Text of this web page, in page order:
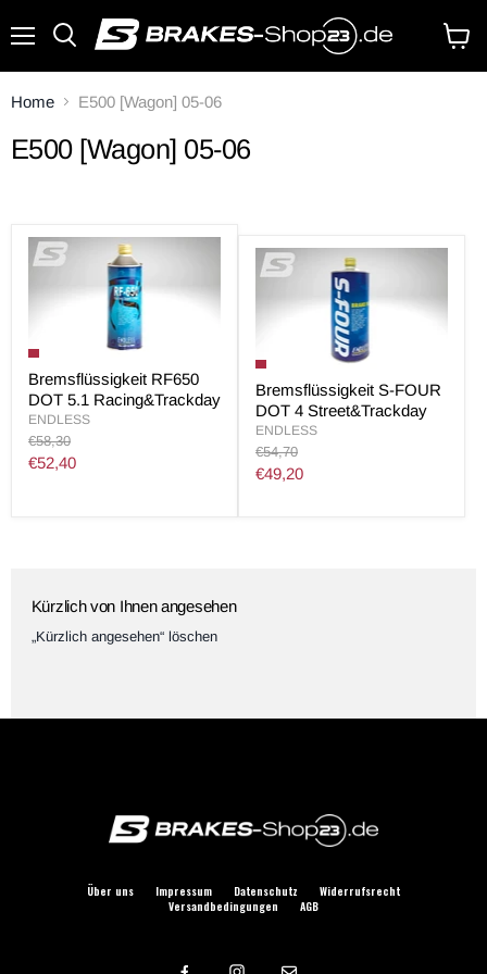
Home E500 [Wagon] 05-06
E500 [Wagon] 05-06
Bremsflüssigkeit RF650
DOT 5.1 Racing&Trackday
ENDLESS
Original
Preis
€58,30
Aktueller
€52,40
Bremsflüssigkeit S-FOUR
DOT 4 Street&Trackday
ENDLESS
Original
Preis
€54,70
Aktueller
€49,20
Kürzlich von Ihnen angesehen
„Kürzlich angesehen“ löschen
Über uns Impressum Datenschutz
Widerrufsrecht
Versandbedingungen
AGB